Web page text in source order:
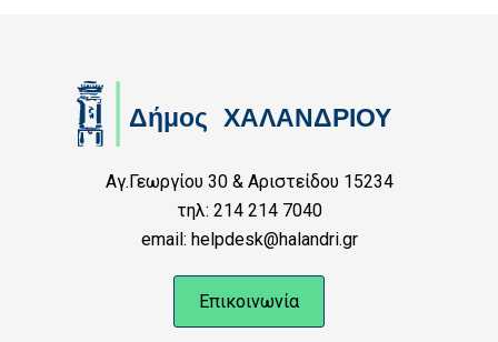
Αγ.Γεωργίου 30 & Αριστείδου 15234
τηλ: 214 214 7040
email: helpdesk@halandri.gr
Επικοινωνία